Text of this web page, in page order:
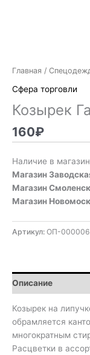
Главная /
Сфера торговли
Козырек
160₽
Наличие в
Магазин
Магазин
Магазин
Артикул: ОП-
Описание
Козырек на
обрамляется
многократным
Расцветки в